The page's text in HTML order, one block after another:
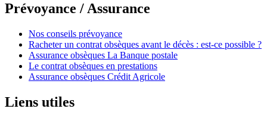
Prévoyance / Assurance
Nos conseils prévoyance
Racheter un contrat obsèques avant le décès : est-ce possible ?
Assurance obsèques La Banque postale
Le contrat obsèques en prestations
Assurance obsèques Crédit Agricole
Liens utiles